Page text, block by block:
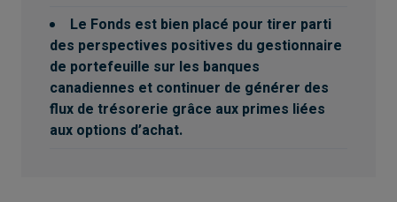
Le Fonds est bien placé pour tirer parti
des perspectives positives du gestionnaire
de portefeuille sur les banques
canadiennes et continuer de générer des
flux de trésorerie grâce aux primes liées
aux options d’achat.